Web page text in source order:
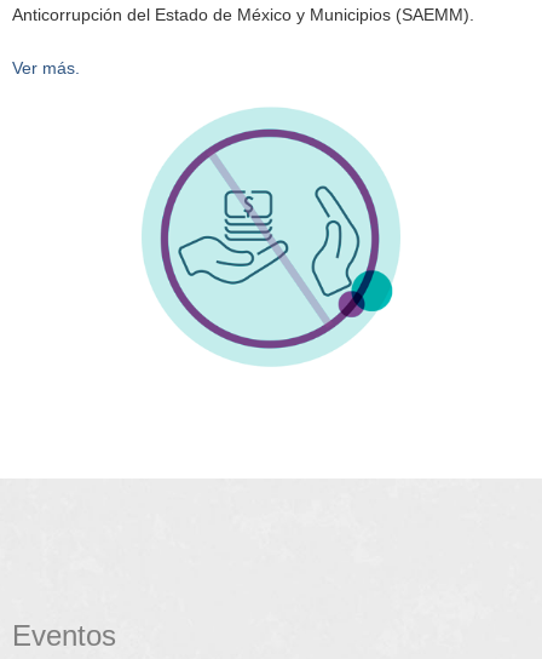
Anticorrupción del Estado de México y Municipios (SAEMM).
Ver más.
Eventos